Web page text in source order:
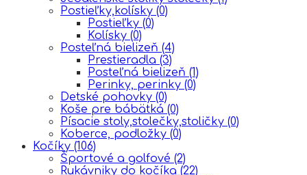
Postieľky,kolísky (0)
Postieľky (0)
Kolísky (0)
Posteľná bielizeň (4)
Prestieradla (3)
Posteľná bielizeň (1)
Perinky, perinky (0)
Detské pohovky (0)
Koše pre bábätká (0)
Písacie stoly,stolečky,stoličky (0)
Koberce, podložky (0)
Kočíky (106)
Športové a golfové (2)
Rukávniky do kočíka (22)